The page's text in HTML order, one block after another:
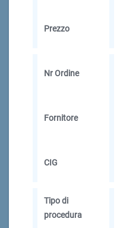
Prezzo
Nr Ordine
Fornitore
CIG
Tipo di
procedura